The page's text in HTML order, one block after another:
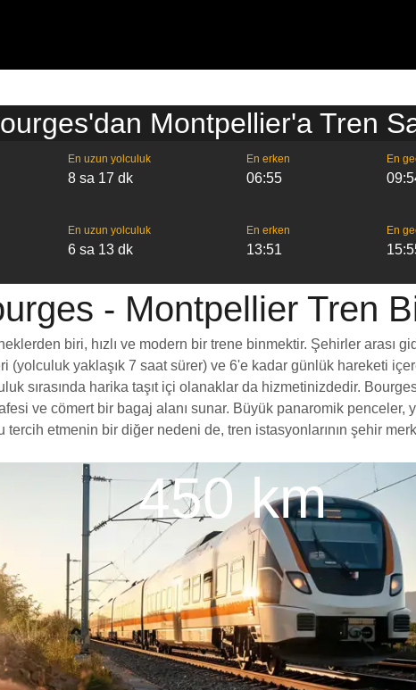
Montpellier'a Tren
En uzun yolculuk
8 sa 17 dk
En erken
06:55
En
En uzun yolculuk
6 sa 13 dk
En erken
13:51
En
- Montpellier Tren
biri, hızlı ve modern bir trene binmektir. Şehirler arası
(yolculuk yaklaşık 7 saat sürer) ve 6'e kadar günlük hareketi
sırasında harika taşıt içi olanaklar da hizmetinizdedir.
ve cömert bir bagaj alanı sunar. Büyük panaromik
etmenin bir diğer nedeni de, tren istasyonlarının şehir
450 km